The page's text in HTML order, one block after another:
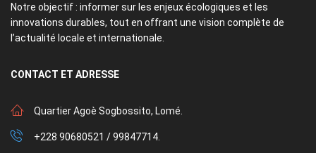
Notre objectif : informer sur les enjeux écologiques et les
innovations durables, tout en offrant une vision complète de
l’actualité locale et internationale.
CONTACT ET ADRESSE
Quartier Agoè Sogbossito, Lomé.
+228 90680521 / 99847714.